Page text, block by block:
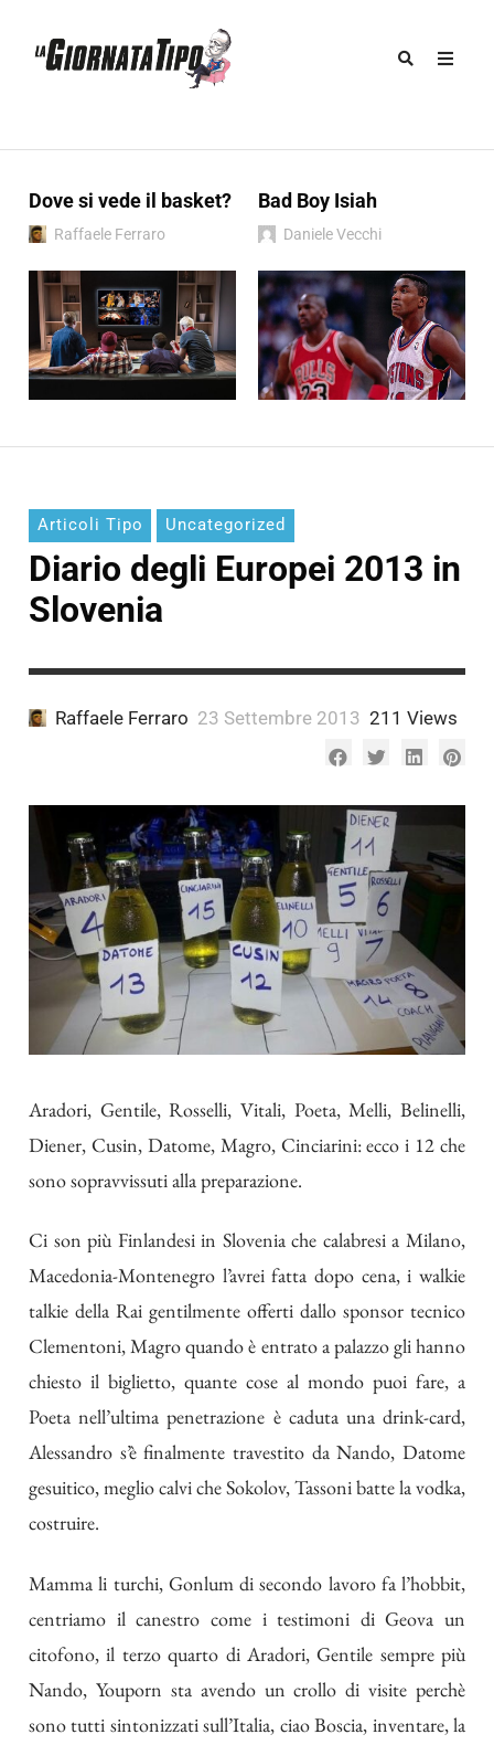
Dove si vede il basket?
Raffaele Ferraro
Bad Boy Isiah
Daniele Vecchi
Articoli Tipo Uncategorized
Diario degli Europei 2013 in
Slovenia
Raffaele Ferraro 23 Settembre 2013 211 Views
Aradori, Gentile, Rosselli, Vitali, Poeta, Melli, Belinelli,
Diener, Cusin, Datome, Magro, Cinciarini: ecco i 12 che
sono sopravvissuti alla preparazione.
Ci son più Finlandesi in Slovenia che calabresi a Milano,
Macedonia-Montenegro l’avrei fatta dopo cena, i walkie
talkie della Rai gentilmente offerti dallo sponsor tecnico
Clementoni, Magro quando è entrato a palazzo gli hanno
chiesto il biglietto, quante cose al mondo puoi fare, a
Poeta nell’ultima penetrazione è caduta una drink-card,
Alessandro s’è finalmente travestito da Nando, Datome
gesuitico, meglio calvi che Sokolov, Tassoni batte la vodka,
costruire.
Mamma li turchi, Gonlum di secondo lavoro fa l’hobbit,
centriamo il canestro come i testimoni di Geova un
citofono, il terzo quarto di Aradori, Gentile sempre più
Nando, Youporn sta avendo un crollo di visite perchè
sono tutti sintonizzati sull’Italia, ciao Boscia, inventare, la